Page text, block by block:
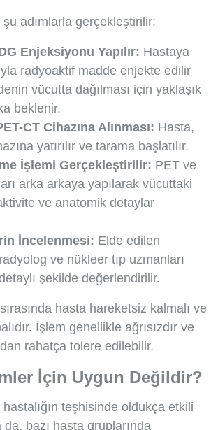
adımlarla gerçekleştirilir:
Enjeksiyonu Yapılır: Hastaya
radyoaktif madde enjekte edilir
vücutta dağılması için yaklaşık
beklenir.
CT Cihazına Alınması: Hasta,
yatırılır ve tarama başlatılır.
İşlemi Gerçekleştirilir: PET ve
arka arkaya yapılarak vücuttaki
ve anatomik detaylar
İncelenmesi: Elde edilen
ve nükleer tıp uzmanları
şekilde değerlendirilir.
hasta hareketsiz kalmalı ve
İşlem genellikle ağrısızdır ve
rahatça tolere edilebilir.
İçin Uygun Değildir?
teşhisinde oldukça etkili
bazı hasta gruplarında